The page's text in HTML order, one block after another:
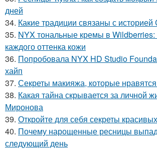
дней
34. Какие традиции связаны с
35. NYX тональные кремы в
каждого оттенка кожи
36. Попробовала NYX HD Studio
хайп
37. Секреты макияжа, которые
38. Какая тайна скрывается за личной
Миронова
39. Откройте для себя секреты
40. Почему нарощенные ресницы
следующий день